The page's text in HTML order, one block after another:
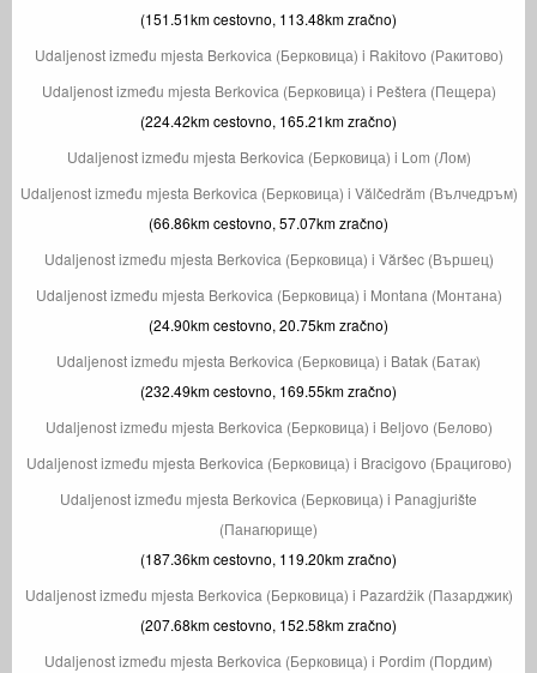
(151.51km cestovno, 113.48km zračno)
Udaljenost između mjesta Berkovica (Берковица) i Rakitovo (Ракитово)
Udaljenost između mjesta Berkovica (Берковица) i Peštera (Пещера)
(224.42km cestovno, 165.21km zračno)
Udaljenost između mjesta Berkovica (Берковица) i Lom (Лом)
Udaljenost između mjesta Berkovica (Берковица) i Vălčedrăm (Вълчедръм)
(66.86km cestovno, 57.07km zračno)
Udaljenost između mjesta Berkovica (Берковица) i Văršec (Вършец)
Udaljenost između mjesta Berkovica (Берковица) i Montana (Монтана)
(24.90km cestovno, 20.75km zračno)
Udaljenost između mjesta Berkovica (Берковица) i Batak (Батак)
(232.49km cestovno, 169.55km zračno)
Udaljenost između mjesta Berkovica (Берковица) i Beljovo (Белово)
Udaljenost između mjesta Berkovica (Берковица) i Bracigovo (Брацигово)
Udaljenost između mjesta Berkovica (Берковица) i Panagjurište
(Панагюрище)
(187.36km cestovno, 119.20km zračno)
Udaljenost između mjesta Berkovica (Берковица) i Pazardžik (Пазарджик)
(207.68km cestovno, 152.58km zračno)
Udaljenost između mjesta Berkovica (Берковица) i Pordim (Пордим)